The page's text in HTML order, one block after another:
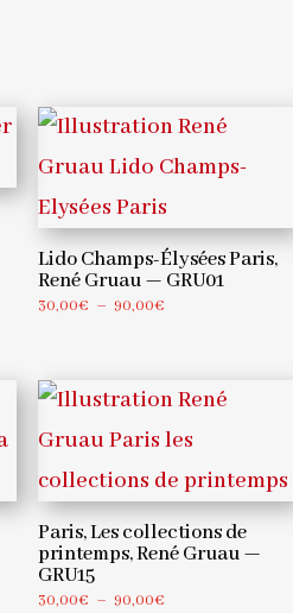
Lido Champs-Élysées Paris,
René Gruau — GRU01
30,00€ – 90,00€Plage
90,00€
Paris, Les collections de
printemps, René Gruau —
GRU15
30,00€ – 90,00€Plage